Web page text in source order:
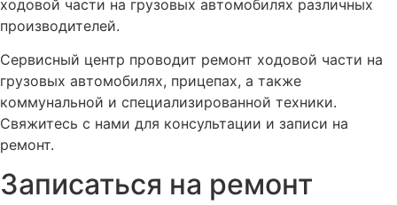
ходовой части на грузовых автомобилях различных
производителей.
Сервисный центр проводит ремонт ходовой части на
грузовых автомобилях, прицепах, а также
коммунальной и специализированной техники.
Свяжитесь с нами для консультации и записи на
ремонт.
Записаться на ремонт